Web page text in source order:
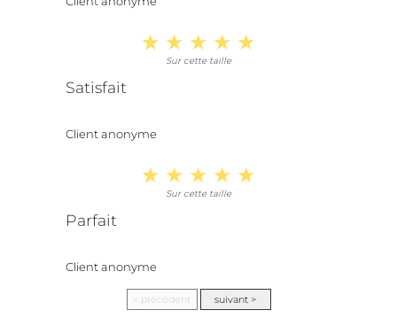
Sur cette taille
Satisfait
Client anonyme
Sur cette taille
Parfait
Client anonyme